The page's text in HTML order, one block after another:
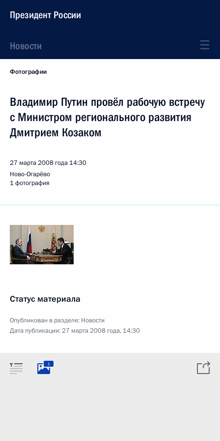
Президент России
Новости
Фотографии
Владимир Путин провёл рабочую встречу
с Министром регионального развития
Дмитрием Козаком
27 марта 2008 года 14:30
Ново-Огарёво
1 фотография
Статус материала
Опубликован в разделе: Новости
Дата публикации:27 марта 2008 года, 14:30
1